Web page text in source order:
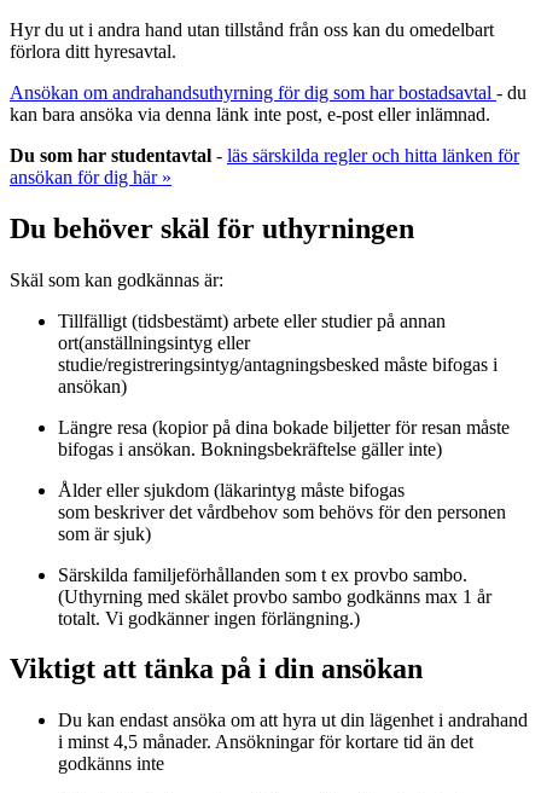
Hyr du ut i andra hand utan tillstånd från oss kan du omedelbart
förlora ditt hyresavtal.
Ansökan om andrahandsuthyrning för dig som har bostadsavtal - du
kan bara ansöka via denna länk inte post, e-post eller inlämnad.
Du som har studentavtal - läs särskilda regler och hitta länken för
ansökan för dig här »
Du behöver skäl för uthyrningen
Skäl som kan godkännas är:
Tillfälligt (tidsbestämt) arbete eller studier på annan
ort(anställningsintyg eller
studie/registreringsintyg/antagningsbesked måste bifogas i
ansökan)
Längre resa (kopior på dina bokade biljetter för resan måste
bifogas i ansökan. Bokningsbekräftelse gäller inte)
Ålder eller sjukdom (läkarintyg måste bifogas
som beskriver det vårdbehov som behövs för den personen
som är sjuk)
Särskilda familjeförhållanden som t ex provbo sambo.
(Uthyrning med skälet provbo sambo godkänns max 1 år
totalt. Vi godkänner ingen förlängning.)
Viktigt att tänka på i din ansökan
Du kan endast ansöka om att hyra ut din lägenhet i andrahand
i minst 4,5 månader. Ansökningar för kortare tid än det
godkänns inte